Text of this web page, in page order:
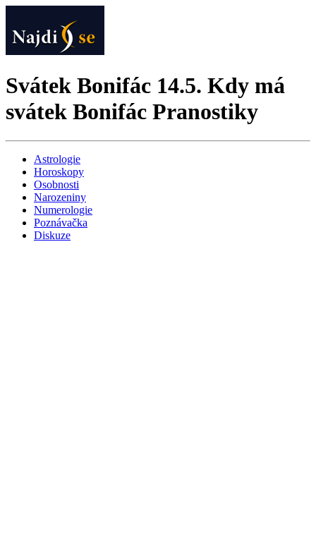
Svátek Bonifác 14.5. Kdy má
svátek Bonifác Pranostiky
Astrologie
Horoskopy
Osobnosti
Narozeniny
Numerologie
Poznávačka
Diskuze